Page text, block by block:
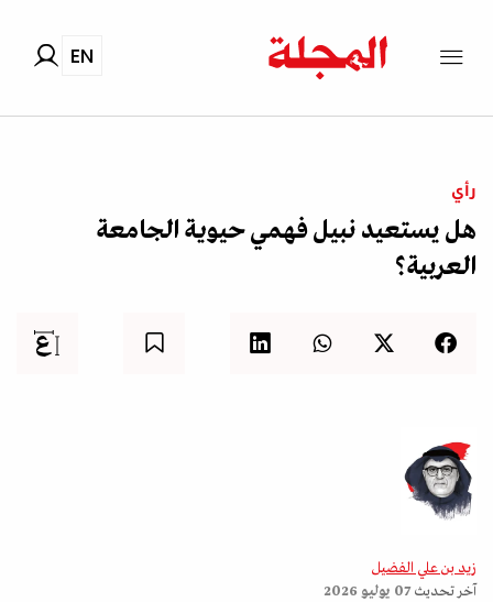
EN
رأي
هل يستعيد نبيل فهمي حيوية الجامعة
العربية؟
زيد بن علي الفضيل
آخر تحديث07 يوليو 2026